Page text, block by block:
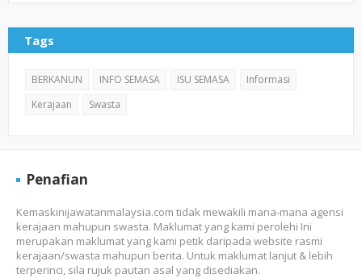
Tags
BERKANUN INFO SEMASA ISU SEMASA
Informasi
Kerajaan
Swasta
Penafian
Kemaskinijawatanmalaysia.com tidak mewakili mana-mana agensi
kerajaan mahupun swasta. Maklumat yang kami perolehi Ini
merupakan maklumat yang kami petik daripada website rasmi
kerajaan/swasta mahupun berita. Untuk maklumat lanjut & lebih
terperinci, sila rujuk pautan asal yang disediakan.